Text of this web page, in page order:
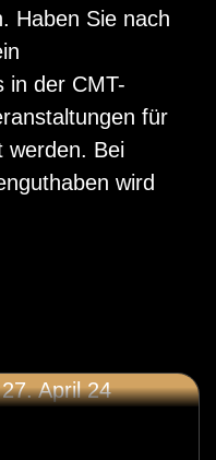
Haben Sie nach
in der CMT-
für
werden. Bei
wird